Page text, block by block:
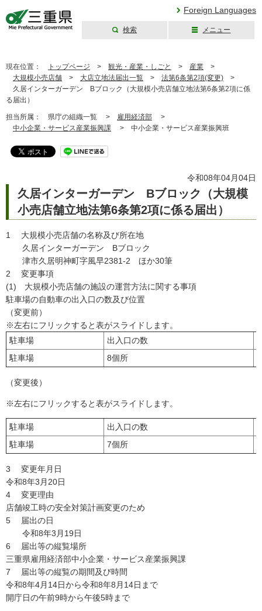
Foreign Languages
検索 メニュー
現在位置： トップページ > 観光・産業・しごと > 産業 >
大規模小売店舗 > 大店立地法届出一覧 > 法第6条第2項(変更) >
久居インターガーデン Bブロック（大規模小売店舗立地法第6条第2項に係
る届出）
担当所属： 県庁の組織一覧 > 雇用経済部 >
中小企業・サービス産業振興課 > 中小企業・サービス産業振興班
令和08年04月04日
久居インターガーデン Bブロック（大規模
小売店舗立地法第6条第2項に係る届出）
1 大規模小売店舗の名称及び所在地
久居インターガーデン Bブロック
津市久居明神町字風早2381-2 ほか30筆
2 変更事項
(1) 大規模小売店舗の施設の運営方法に関する事項
駐車場の自動車の出入口の数及び位置
（変更前）
※左右にフリックすると表がスライドします。
駐車場
出入口の数
駐車場
8個所
（変更後）
※左右にフリックすると表がスライドします。
駐車場 出入口の数
駐車場
7個所
3 変更年月日
令和8年3月20日
4 変更理由
店舗竣工時の安全対策計画変更のため
5 届出の日
令和8年3月19日
6 届出等の縦覧場所
三重県雇用経済部中小企業・サービス産業振興課
7 届出等の縦覧の期間及び時間
令和8年4月14日から令和8年8月14日まで
開庁日の午前9時から午後5時まで